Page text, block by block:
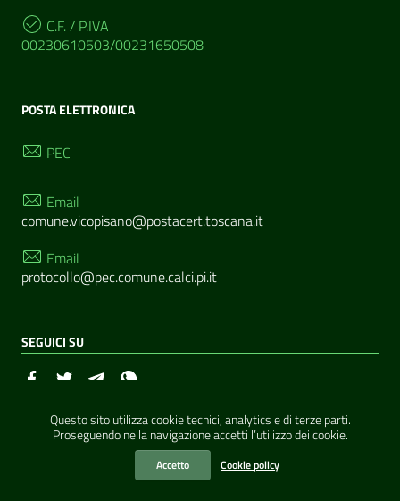
Questo sito utilizza cookie tecnici, analytics e di terze parti.
Proseguendo nella navigazione accetti l’utilizzo dei cookie.
Accetto Cookie policy
C.F. / P.IVA
00230610503/00231650508
POSTA ELETTRONICA
PEC
Email
comune.vicopisano@postacert.toscana.it
Email
protocollo@pec.comune.calci.pi.it
SEGUICI SU
Sezione Link Utili
Realizzato conWordPress |Tema grafico ItaliaWP2
Prototipo per siti PA di AgID